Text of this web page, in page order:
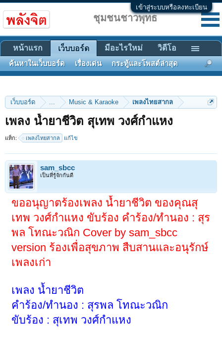
เข้าสู่ระบบหรือลงทะเบียน
เว็บบอร์ด ... Music & Karaoke เพลงไทยสากล
เพลง น้ำยาชีวิต สุเทพ วงศ์กำแหง
แท็ก: เพลงไทยสากล แก้ไข
sam_sbcc
เป็นที่รู้จักกันดี
ขออนุญาตร้องเพลง น้ำยาชีวิต ของคุณสุ
เทพ วงศ์กำแหง ขับร้อง คำร้อง/ทำนอง : สุร
พล โทณะวณิก Cover by sam_sbcc
version ร้องเพื่อสุขภาพ สืบสานและอนุรักษ์
เพลงเก่า
เพลง น้ำยาชีวิต
คำร้อง/ทำนอง : สุรพล โทณะวณิก
ขับร้อง : สุเทพ วงศ์กำแหง
ชุมชนชาวพุทธ
หน้าแรก เว็บบอร์ด
ค้นหาในเว็บบอร์ด เรื่องเด่น กระทู้และโพสต์ล่าสุด
มีอะไรใหม่ วิดีโอ